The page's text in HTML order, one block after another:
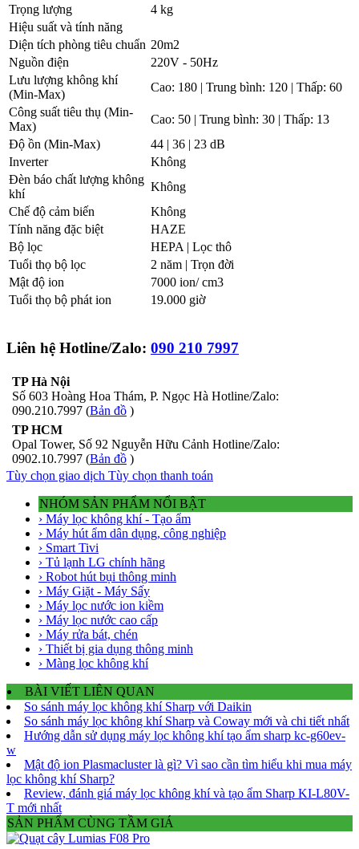
Trọng lượng
4 kg
Hiệu suất và tính năng
Diện tích phòng tiêu chuẩn 20m2
Nguồn điện
220V - 50Hz
Lưu lượng không khí
(Min-Max)
Cao: 180 | Trung bình: 120 | Thấp: 60
Công suất tiêu thụ (Min-
Max)
Cao: 50 | Trung bình: 30 | Thấp: 13
Độ ồn (Min-Max)
44 | 36 | 23 dB
Inverter
Không
Đèn báo chất lượng không
khí
Không
Chế độ cảm biến
Không
Tính năng đặc biệt
HAZE
Bộ lọc
HEPA | Lọc thô
Tuổi thọ bộ lọc
2 năm | Trọn đời
Mật độ ion
7000 ion/ cm3
Tuổi thọ bộ phát ion
19.000 giờ
Liên hệ Hotline/Zalo: 090 210 7997
TP Hà Nội
Số 603 Hoàng Hoa Thám, P. Ngọc Hà Hotline/Zalo:
090.210.7997 (Bản đồ )
TP HCM
Opal Tower, Số 92 Nguyễn Hữu Cảnh Hotline/Zalo:
0902.10.7997 (Bản đồ )
Tùy chọn giao dịch Tùy chọn thanh toán
NHÓM SẢN PHẨM NỔI BẬT
› Máy lọc không khí - Tạo ẩm
› Máy hút ẩm dân dụng, công nghiệp
› Smart Tivi
› Tủ lạnh LG chính hãng
› Robot hút bụi thông minh
› Máy Giặt - Máy Sấy
› Máy lọc nước ion kiềm
› Máy lọc nước cao cấp
› Máy rửa bát, chén
› Thiết bị gia dụng thông minh
› Màng lọc không khí
BÀI VIẾT LIÊN QUAN
So sánh máy lọc không khí Sharp với Daikin
So sánh máy lọc không khí Sharp và Coway mới và chi tiết nhất
Hướng dẫn sử dụng máy lọc không khí tạo ẩm sharp kc-g60ev-
w
Mật độ ion Plasmacluster là gì? Vì sao cần tìm hiểu khi mua máy
lọc không khí Sharp?
Review, đánh giá máy lọc không khí và tạo ẩm Sharp KI-L80V-
T mới nhất
SẢN PHẨM CÙNG TẦM GIÁ